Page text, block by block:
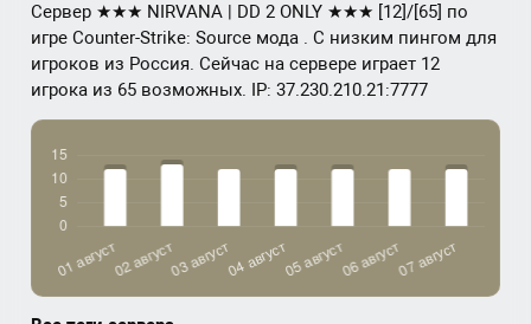
Сервер ★★★ NIRVANA | DD 2 ONLY ★★★ [12]/[65] по
игре Counter-Strike: Source мода . С низким пингом для
игроков из Россия. Сейчас на сервере играет 12
игрока из 65 возможных. IP: 37.230.210.21:7777